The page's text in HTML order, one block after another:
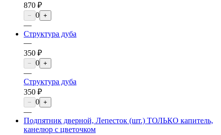
870 ₽
− 0 +
—
Структура дуба
—
350 ₽
− 0 +
—
Структура дуба
350 ₽
− 0 +
—
Подпятник дверной, Лепесток (шт.) ТОЛЬКО капитель,
канелюр с цветочком